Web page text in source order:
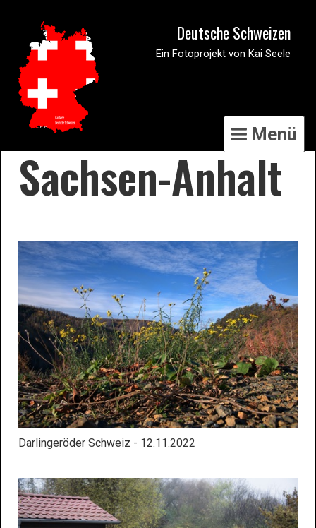
Deutsche Schweizen
Ein Fotoprojekt von Kai Seele
Menü
Sachsen-Anhalt
Darlingeröder Schweiz - 12.11.2022